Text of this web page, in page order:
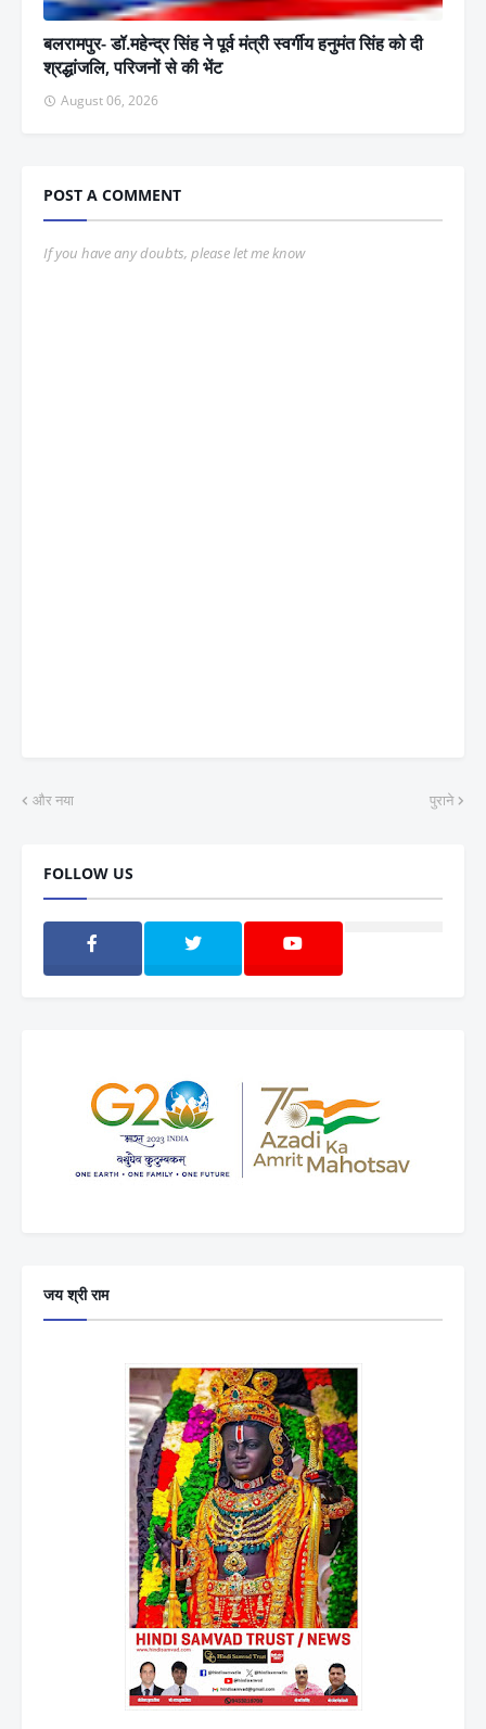
बलरामपुर- डॉ.महेन्द्र सिंह ने पूर्व मंत्री स्वर्गीय हनुमंत सिंह को दी
श्रद्धांजलि, परिजनों से की भेंट
August 06, 2026
POST A COMMENT
If you have any doubts, please let me know
और नया पुराने
FOLLOW US
जय श्री राम